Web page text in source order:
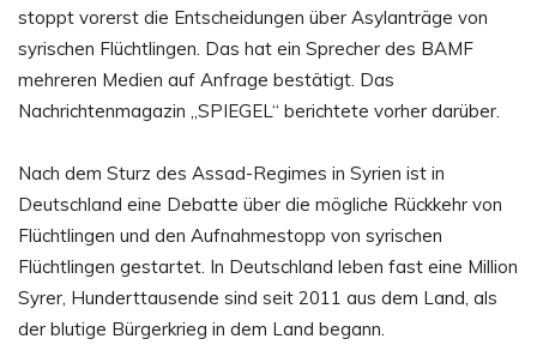
stoppt vorerst die Entscheidungen über Asylanträge von
syrischen Flüchtlingen. Das hat ein Sprecher des BAMF
mehreren Medien auf Anfrage bestätigt. Das
Nachrichtenmagazin „SPIEGEL“ berichtete vorher darüber.
Nach dem Sturz des Assad-Regimes in Syrien ist in
Deutschland eine Debatte über die mögliche Rückkehr von
Flüchtlingen und den Aufnahmestopp von syrischen
Flüchtlingen gestartet. In Deutschland leben fast eine Million
Syrer, Hunderttausende sind seit 2011 aus dem Land, als
der blutige Bürgerkrieg in dem Land begann.